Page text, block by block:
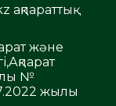
және
№
жылы